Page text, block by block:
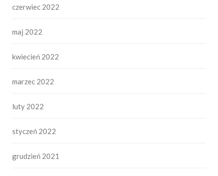
czerwiec 2022
maj 2022
kwiecień 2022
marzec 2022
luty 2022
styczeń 2022
grudzień 2021